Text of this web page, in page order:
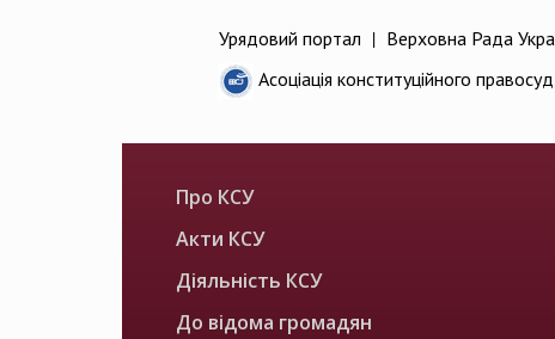
Урядовий портал | Верховна Рада
Асоціація конституційного
Про КСУ
Акти КСУ
Діяльність КСУ
До відома громадян